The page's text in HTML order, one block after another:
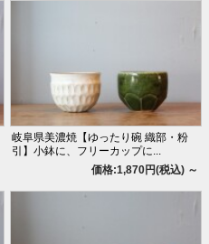
岐阜県美濃焼【ゆったり碗 織部・粉
引】小鉢に、フリーカップに...
価格:1,870円(税込) ～